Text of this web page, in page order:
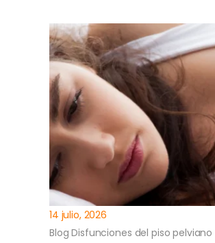
14 julio, 2026
Blog Disfunciones del piso pelviano